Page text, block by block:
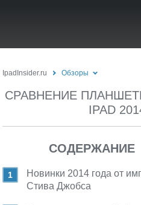
IpadInsider.ru Обзоры
СРАВНЕНИЕ
IPAD
СОДЕРЖАНИЕ
Новинки 2014 года от
Стива Джобса